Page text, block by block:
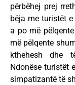
përbëhej prej
bëja me turistët
a po më
më pëlqente
kthehesh dhe
Ndonëse turistët
simpatizantë të